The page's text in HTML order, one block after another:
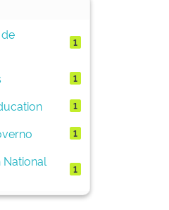
1
1
1
1
National
1